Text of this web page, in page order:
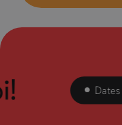
Dates